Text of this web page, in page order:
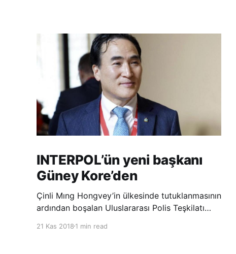
INTERPOL’ün yeni başkanı
Güney Kore’den
Çinli Mıng Hongvey’in ülkesinde tutuklanmasının
ardından boşalan Uluslararası Polis Teşkilatı
Jong Yang seçildi. INTERPOL Genel Kurulu’nun
21 Kas 2018 1 min read